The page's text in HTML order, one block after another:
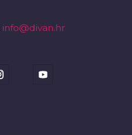
info@divan.hr